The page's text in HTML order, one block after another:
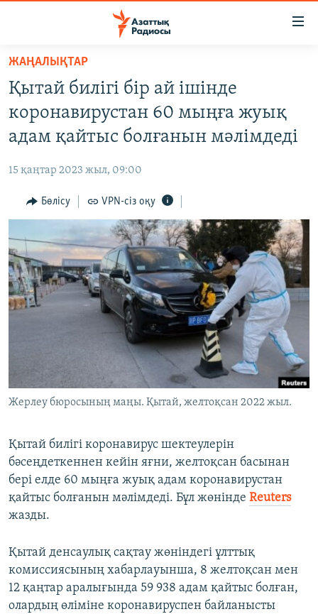
Skip
main
content
to
main
Navigation
to
Search
ЖАҢАЛЫҚТАР
САЯСАТ
AZATTYQTV
АДАМ ҚҰҚЫҚТАРЫ
ӘЛЕУМЕТ
АРНАЙЫ ЖОБАЛАР
Русский
Басқа тілдерде
ЖАҢАЛЫҚТАР
Қытай билігі бір ай ішінде
коронавирустан 60 мыңға жуық
адам қайтыс болғанын мәлімдеді
15 қаңтар 2023 жыл, 09:00
Бөлісу VPN-сіз оқу
Жерлеу бюросының маңы. Қытай, желтоқсан 2022 жыл.
Қытай билігі коронавирус шектеулерін
бәсеңдеткеннен кейін яғни, желтоқсан басынан
бері елде 60 мыңға жуық адам коронавирустан
қайтыс болғанын мәлімдеді. Бұл жөнінде Reuters
жазды.
Қытай денсаулық сақтау жөніндегі ұлттық
комиссиясының хабарлауынша, 8 желтоқсан мен
12 қаңтар аралығында 59 938 адам қайтыс болған,
олардың өліміне коронавируспен байланысты